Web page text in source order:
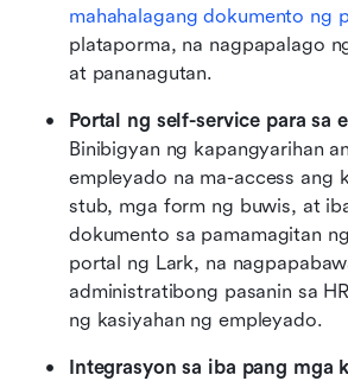
mahahalagang dokumento ng
plataporma, na nagpapalago
at pananagutan.
Portal ng self-service para sa
Binibigyan ng kapangyarihan
empleyado na ma-access ang
stub, mga form ng buwis, at
dokumento sa pamamagitan
portal ng Lark, na
administratibong pasanin sa
ng kasiyahan ng empleyado.
Integrasyon sa iba pang mga